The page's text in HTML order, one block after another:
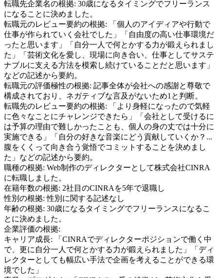
転職先企業名の根拠: 30歳になるタイミングでフリーランス
になることに決めました。
転職元のレビュー要約の根拠:
「個人のアイディアや行動で
仕事が作られていく会社でした」「自由度の高い仕事環境だ
ったと思います」「自分一人で何とかする力が鍛えられまし
た」「芸術文化を愛し、現場に向き合い、仕事としてサステ
ナブルに支える方法を模索し続けていることだと思います」
などの記述から要約。
転職元の評価極性の根拠: 記事全体が会社への感謝と尊敬で
構成されており、ネガティブな言及がないため1と判断。
転職先のレビュー要約の根拠:
「より身軽になったので気軽
に色々なことにチャレンジできたら」「会社として受けるに
は予算の理由で難しかったことも、個人の身の丈では十分に
実施できる」「自分の好きな音楽にどう貢献していくか？...
腹をくくって向き合う覚悟でコミットすることを決めまし
た」などの記述から要約。
職種の根拠: Web制作のディレクターとして株式会社CINRA
に転職しました。
在籍年数の根拠: 2社目のCINRAを5年で退職し
性別の根拠:性別に関する記述なし
年齢の根拠: 30歳になるタイミングでフリーランスになるこ
とに決めました。
企業評価の根拠:
キャリア成長:
「CINRAでディレクターポジションで働く中
で、更に自分一人で何とかする力が鍛えられました」「ディ
レクターとしても幅広い手法で企画を考えることができる環
境でした」